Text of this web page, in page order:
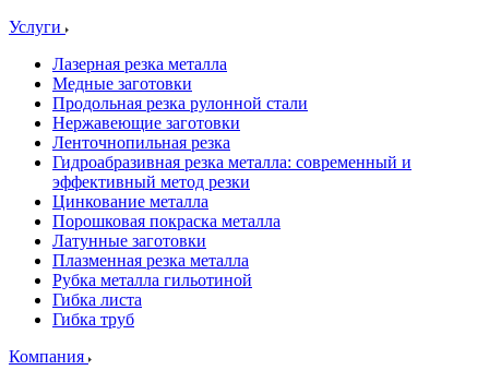
Услуги
Лазерная резка металла
Медные заготовки
Продольная резка рулонной стали
Нержавеющие заготовки
Ленточнопильная резка
Гидроабразивная резка металла: современный и
эффективный метод резки
Цинкование металла
Порошковая покраска металла
Латунные заготовки
Плазменная резка металла
Рубка металла гильотиной
Гибка листа
Гибка труб
Компания